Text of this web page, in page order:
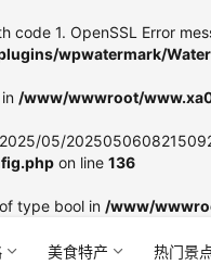
code 1. OpenSSL Error
wpwatermark/
/www/wwwroot/
05/
on line 136
type bool in /www/
美食特产 热门景